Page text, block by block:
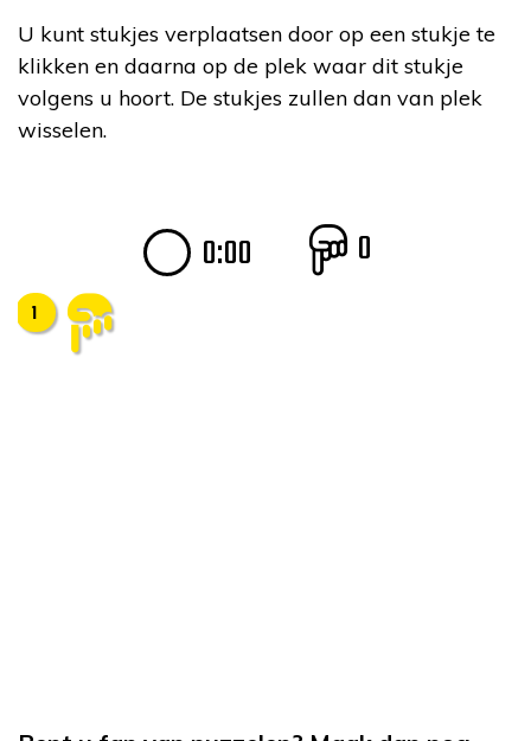
U kunt stukjes verplaatsen door op een stukje te
klikken en daarna op de plek waar dit stukje
volgens u hoort. De stukjes zullen dan van plek
wisselen.